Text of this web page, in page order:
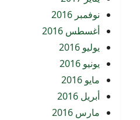
نوفمبر 2016
أغسطس 2016
يوليو 2016
يونيو 2016
مايو 2016
أبريل 2016
مارس 2016